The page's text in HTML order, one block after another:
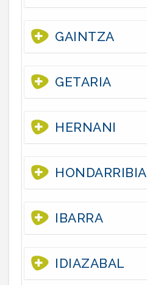
GAINTZA
GETARIA
HERNANI
HONDARRIBIA
IBARRA
IDIAZABAL